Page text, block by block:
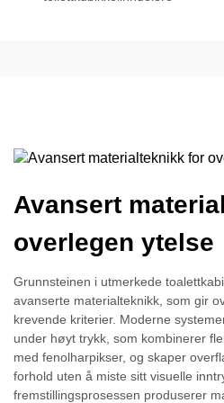
Avansert
overlegen ytelse
Grunnsteinen i utmerkede
avanserte materialteknikk, som gir
krevende kriterier. Moderne
under høyt trykk, som kombinerer
med fenolharpikser, og skaper
forhold uten å miste sitt visuelle
fremstillingsprosessen produserer